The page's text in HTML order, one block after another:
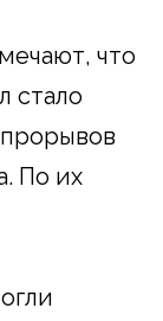
что
стало
По их